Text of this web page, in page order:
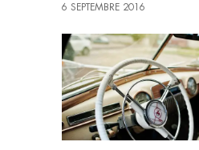
6 SEPTEMBRE 2016